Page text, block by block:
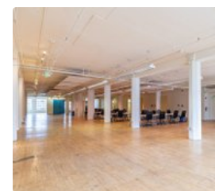
Boutique / Shop
Conference Room
Container
Creative Space
Event Space
Fair / Festival
Hall